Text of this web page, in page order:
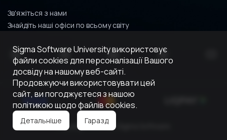
Зв'яжіться з нами
Знайдіть наші офіси по всьому світу
Copyright © 2026 Sigma Software.
Sigma Software University використовує
файли cookies для персоналізації Вашого
досвіду на нашому веб-сайті.
Продовжуючи використовувати цей
сайт, ви погоджуєтеся з нашою
політикою щодо файлів cookies.
Детальніше Гаразд